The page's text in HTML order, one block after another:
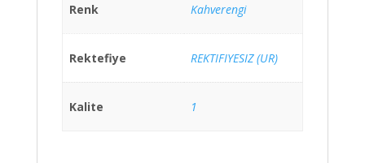
Renk Kahverengi
Rektefiye REKTIFIYESIZ (UR)
Kalite 1